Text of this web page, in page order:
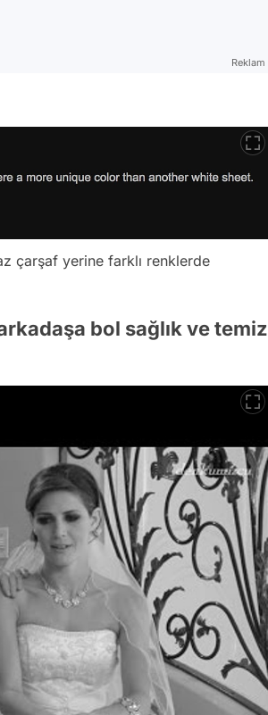
Reklam
çarşaf yerine farklı renklerde
bol sağlık ve temiz